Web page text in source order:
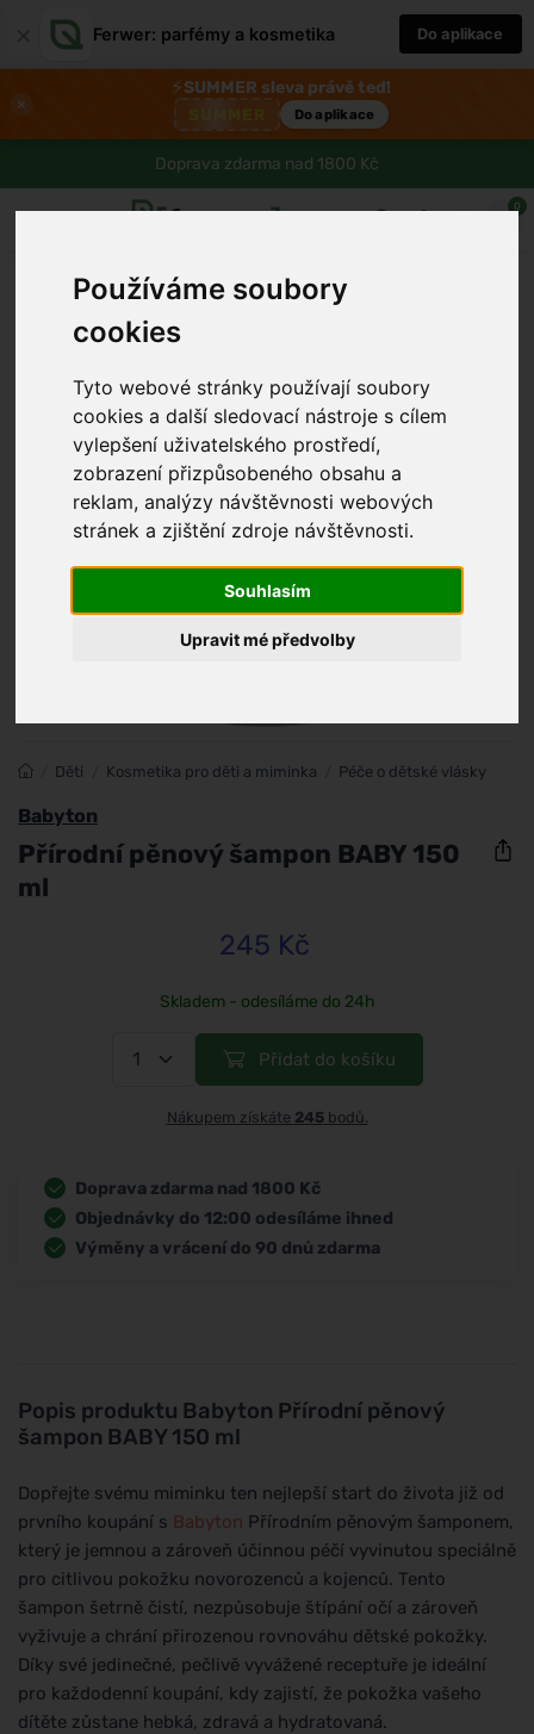
Používáme soubory
cookies
Tyto webové stránky používají soubory
cookies a další sledovací nástroje s cílem
vylepšení uživatelského prostředí,
zobrazení přizpůsobeného obsahu a
reklam, analýzy návštěvnosti webových
stránek a zjištění zdroje návštěvnosti.
Souhlasím
Upravit mé předvolby
Ferwer: parfémy a kosmetika Do aplikace
×
⚡SUMMER sleva právě teď!
Do aplikace
Doprava zdarma nad 1800 Kč
0
Popis produktu Babyton Přírodní pěnový
šampon BABY 150 ml
Dopřejte svému miminku ten nejlepší start do života již od
prvního koupání s Babyton Přírodním pěnovým šamponem,
který je jemnou a zároveň účinnou péčí vyvinutou speciálně
pro citlivou pokožku novorozenců a kojenců. Tento
šampon šetrně čistí, nezpůsobuje štípání očí a zároveň
vyživuje a chrání přirozenou rovnováhu dětské pokožky.
Díky své jedinečné, pečlivě vyvážené receptuře je ideální
pro každodenní koupání, kdy zajistí, že pokožka vašeho
dítěte zůstane hebká, zdravá a hydratovaná.
Děti Kosmetika pro děti a miminka Péče o dětské vlásky
Babyton
Přírodní pěnový šampon BABY 150
ml
245 Kč
Skladem - odesíláme do 24h
Přidat do košíku
Nákupem získáte 245bodů.
Doprava zdarma nad 1800 Kč
Objednávky do 12:00 odesíláme ihned
Výměny a vrácení do 90 dnů zdarma